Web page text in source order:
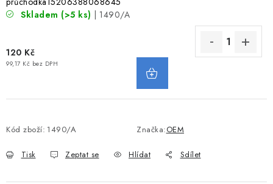
Obchodní podmínky
Podmínky ochrany osobních údajů
Skladem (>5 ks) | 1490/A
120 Kč
99,17 Kč bez DPH
Kód zboží: 1490/A Značka:OEM
Tisk Zeptat se Hlídat Sdílet